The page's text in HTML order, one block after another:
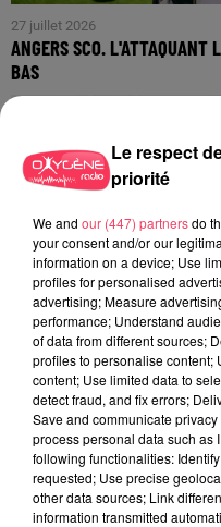
27 juillet 2026
ANGERS SCO. L'ATTAQUANT
BAS
24 juillet 2026
PODCAST AMCO : JEAN-
COURSES SONT...
Le respect
priorité
We and our (447) partnersdo
your consent and/or our
information on a device; Use
profiles for personalised
advertising; Measure
performance; Understand
of data from different sources;
profiles to personalise content;
content; Use limited data to
detect fraud, and fix errors;
Save and communicate
process personal data such as
following functionalities:
requested; Use precise
other data sources; Link
information transmitted